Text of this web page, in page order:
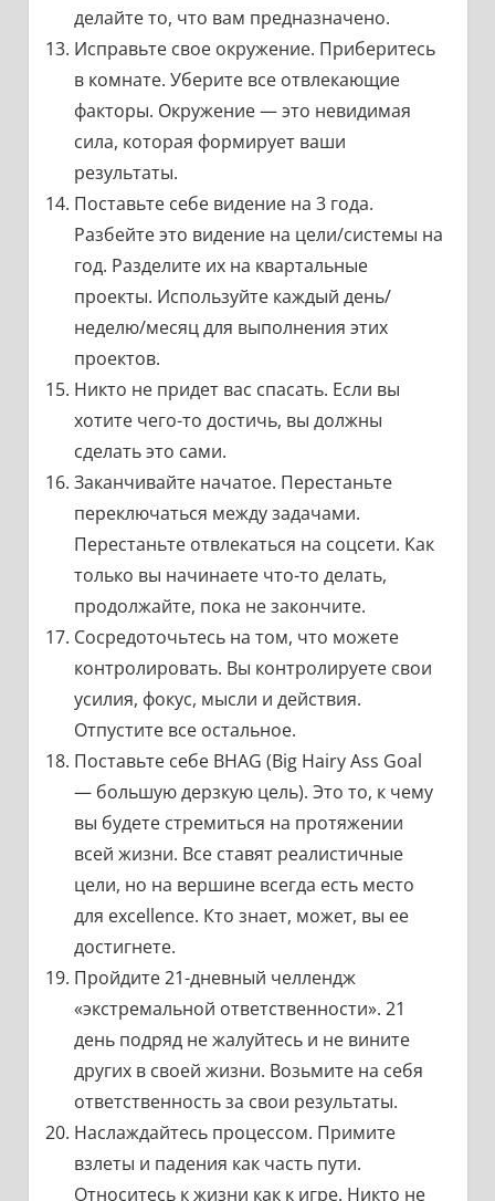
делайте то, что вам предназначено.
Исправьте свое окружение. Приберитесь
в комнате. Уберите все отвлекающие
факторы. Окружение — это невидимая
сила, которая формирует ваши
результаты.
Поставьте себе видение на 3 года.
Разбейте это видение на цели/системы на
год. Разделите их на квартальные
проекты. Используйте каждый день/
неделю/месяц для выполнения этих
проектов.
Никто не придет вас спасать. Если вы
хотите чего-то достичь, вы должны
сделать это сами.
Заканчивайте начатое. Перестаньте
переключаться между задачами.
Перестаньте отвлекаться на соцсети. Как
только вы начинаете что-то делать,
продолжайте, пока не закончите.
Сосредоточьтесь на том, что можете
контролировать. Вы контролируете свои
усилия, фокус, мысли и действия.
Отпустите все остальное.
Поставьте себе BHAG (Big Hairy Ass Goal
— большую дерзкую цель). Это то, к чему
вы будете стремиться на протяжении
всей жизни. Все ставят реалистичные
цели, но на вершине всегда есть место
для excellence. Кто знает, может, вы ее
достигнете.
Пройдите 21-дневный челлендж
«экстремальной ответственности». 21
день подряд не жалуйтесь и не вините
других в своей жизни. Возьмите на себя
ответственность за свои результаты.
Наслаждайтесь процессом. Примите
взлеты и падения как часть пути.
Относитесь к жизни как к игре. Никто не